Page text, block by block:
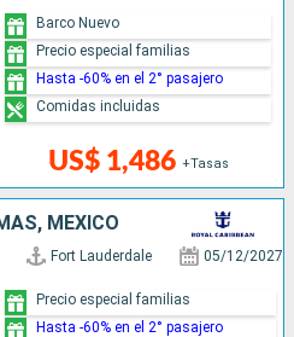
US$ 1,486 +Tasas
Barco Nuevo
Precio especial familias
Hasta -60% en el 2° pasajero
Comidas incluidas
MÉXICO
Fort Lauderdale 05/12/2027
Precio especial familias
Hasta -60% en el 2° pasajero